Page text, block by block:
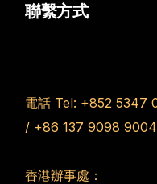
聯繫方式
電話 Tel: +852 5347
/ +86 137 9098 9004
香港辦事處：